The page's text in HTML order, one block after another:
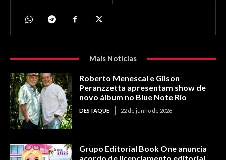
Mais Notícias
Roberto Menescal e Gilson
Peranzzetta apresentam show de
novo álbum no Blue Note Rio
DESTAQUE 22 de junho de 2026
Grupo Editorial Book One anuncia